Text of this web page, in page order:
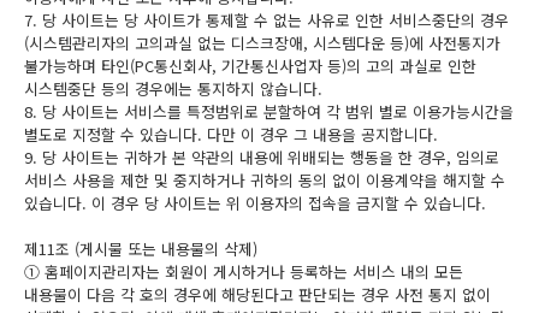
7. 당 사이트는 당 사이트가 통제할 수 없는 사유로 인한 서비스중단의 경우
(시스템관리자의 고의과실 없는 디스크장애, 시스템다운 등)에 사전통지가
불가능하며 타인(PC통신회사, 기간통신사업자 등)의 고의 과실로 인한
시스템중단 등의 경우에는 통지하지 않습니다.
8. 당 사이트는 서비스를 특정범위로 분할하여 각 범위 별로 이용가능시간을
별도로 지정할 수 있습니다. 다만 이 경우 그 내용을 공지합니다.
9. 당 사이트는 귀하가 본 약관의 내용에 위배되는 행동을 한 경우, 임의로
서비스 사용을 제한 및 중지하거나 귀하의 동의 없이 이용계약을 해지할 수
있습니다. 이 경우 당 사이트는 위 이용자의 접속을 금지할 수 있습니다.
제11조 (게시물 또는 내용물의 삭제)
① 홈페이지관리자는 회원이 게시하거나 등록하는 서비스 내의 모든
내용물이 다음 각 호의 경우에 해당된다고 판단되는 경우 사전 통지 없이